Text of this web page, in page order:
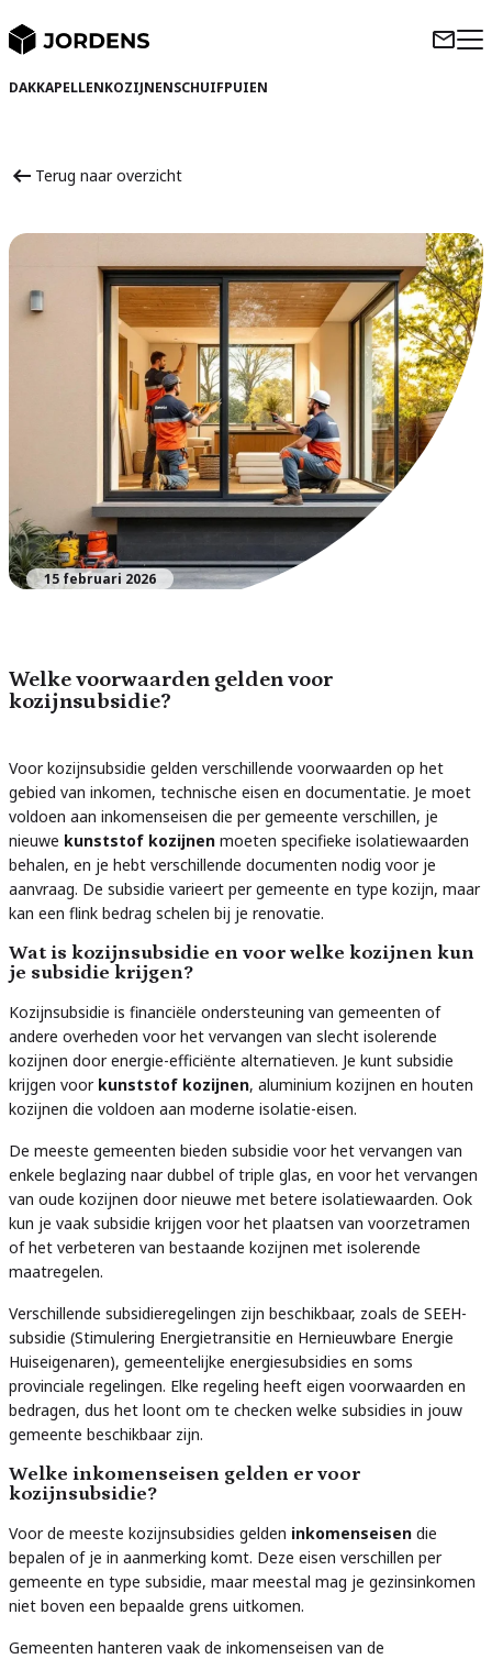
DAKKAPELLENKOZIJNENSCHUIFPUIEN
Terug naar overzicht
15 februari 2026
Welke voorwaarden gelden voor
kozijnsubsidie?
Voor kozijnsubsidie gelden verschillende voorwaarden op het
gebied van inkomen, technische eisen en documentatie. Je moet
voldoen aan inkomenseisen die per gemeente verschillen, je
nieuwe kunststof kozijnen moeten specifieke isolatiewaarden
behalen, en je hebt verschillende documenten nodig voor je
aanvraag. De subsidie varieert per gemeente en type kozijn, maar
kan een flink bedrag schelen bij je renovatie.
Wat is kozijnsubsidie en voor welke kozijnen kun
je subsidie krijgen?
Kozijnsubsidie is financiële ondersteuning van gemeenten of
andere overheden voor het vervangen van slecht isolerende
kozijnen door energie-efficiënte alternatieven. Je kunt subsidie
krijgen voor kunststof kozijnen, aluminium kozijnen en houten
kozijnen die voldoen aan moderne isolatie-eisen.
De meeste gemeenten bieden subsidie voor het vervangen van
enkele beglazing naar dubbel of triple glas, en voor het vervangen
van oude kozijnen door nieuwe met betere isolatiewaarden. Ook
kun je vaak subsidie krijgen voor het plaatsen van voorzetramen
of het verbeteren van bestaande kozijnen met isolerende
maatregelen.
Verschillende subsidieregelingen zijn beschikbaar, zoals de SEEH-
subsidie (Stimulering Energietransitie en Hernieuwbare Energie
Huiseigenaren), gemeentelijke energiesubsidies en soms
provinciale regelingen. Elke regeling heeft eigen voorwaarden en
bedragen, dus het loont om te checken welke subsidies in jouw
gemeente beschikbaar zijn.
Welke inkomenseisen gelden er voor
kozijnsubsidie?
Voor de meeste kozijnsubsidies gelden inkomenseisen die
bepalen of je in aanmerking komt. Deze eisen verschillen per
gemeente en type subsidie, maar meestal mag je gezinsinkomen
niet boven een bepaalde grens uitkomen.
Gemeenten hanteren vaak de inkomenseisen van de